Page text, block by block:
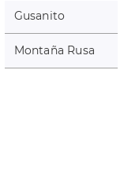
Gusanito
Montaña Rusa